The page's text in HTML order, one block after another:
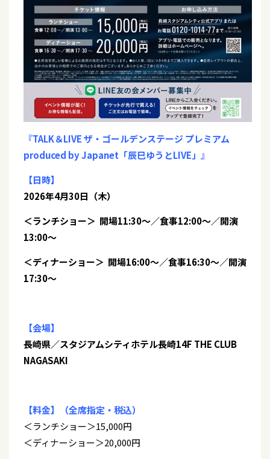
『TALK＆LIVE ザ・ゴールデンステージ プレミアム
produced by Japanet「辰巳ゆうとLIVE」』
【日時】
2026年4月30日（木）
＜ランチショー＞ 開場11:30～／食事12:00～／開演
13:00～
＜ディナーショー＞ 開場16:00～／食事16:30～／開演
17:30～
【会場】
長崎県／スタジアムシティホテル長崎14F THE CLUB
NAGASAKI
【料金】（全席指定・税込）
＜ランチショー＞15,000円
＜ディナーショー＞20,000円